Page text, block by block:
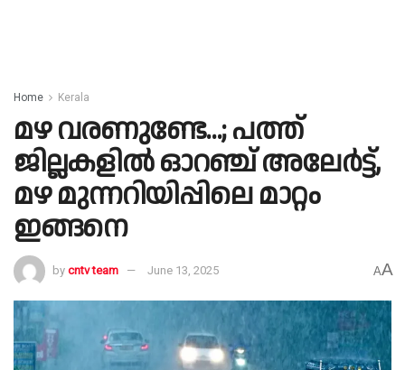
Home Kerala
മഴ വരണുണ്ടേ…; പത്ത്
ജില്ലകളിൽ ഓറഞ്ച് അലേർട്ട്,
മഴ മുന്നറിയിപ്പിലെ മാറ്റം
ഇങ്ങനെ
by cntv team June 13, 2025 AA